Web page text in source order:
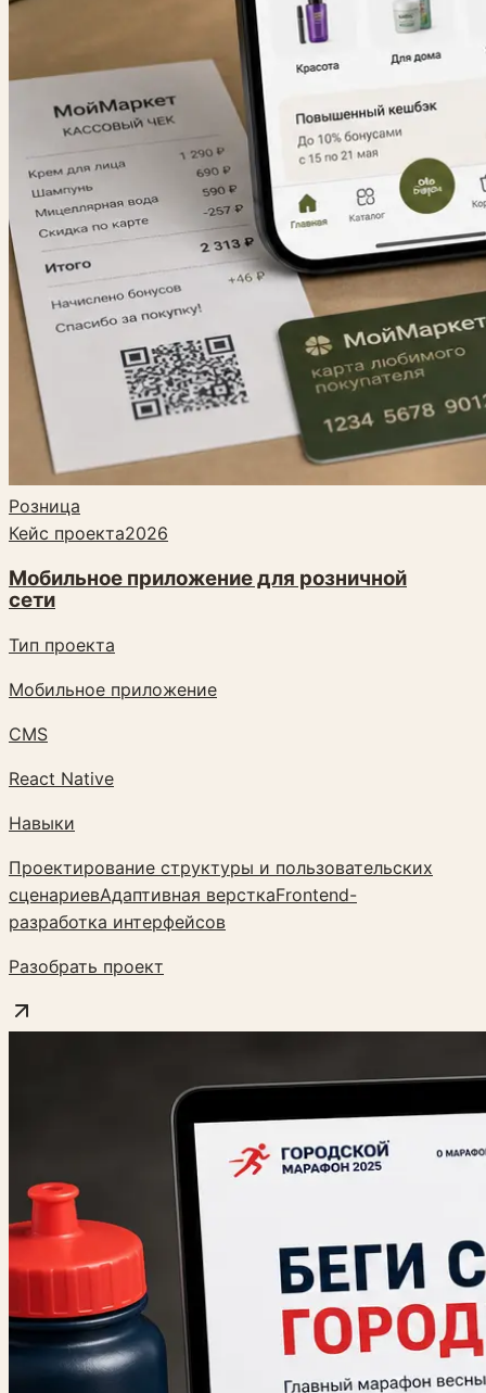
Розница
Кейс проекта2026
Мобильное приложение для розничной
сети
Тип проекта
Мобильное приложение
CMS
React Native
Навыки
Проектирование структуры и пользовательских
сценариевАдаптивная версткаFrontend-
разработка интерфейсов
Разобрать проект